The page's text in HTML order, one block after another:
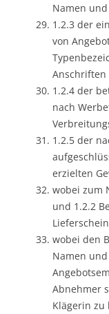
Namen
1.2.3 der
von
Anschriften
1.2.4 der
nach
1.2.5 der
erzielten
wobei zum
und 1.2.2
wobei den
Namen
Abnehmer
Klägerin